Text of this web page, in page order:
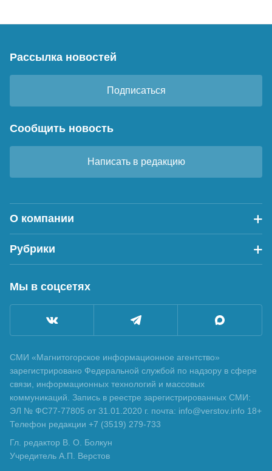
Рассылка новостей
Подписаться
Сообщить новость
Написать в редакцию
О компании
Рубрики
Мы в соцсетях
СМИ «Магнитогорское информационное агентство»
зарегистрировано Федеральной службой по надзору в сфере
связи, информационных технологий и массовых
коммуникаций. Запись в реестре зарегистрированных СМИ:
ЭЛ № ФС77-77805 от 31.01.2020 г. почта: info@verstov.info 18+
Телефон редакции +7 (3519) 279-733
Гл. редактор В. О. Болкун
Учредитель А.П. Верстов